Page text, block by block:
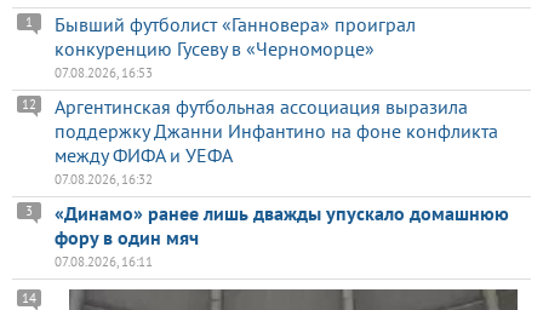
Бывший футболист «Ганновера» проиграл
конкуренцию Гусеву в «Черноморце»
1
07.08.2026, 16:53
Аргентинская футбольная ассоциация выразила
поддержку Джанни Инфантино на фоне конфликта
между ФИФА и УЕФА
12
07.08.2026, 16:32
«Динамо» ранее лишь дважды упускало домашнюю
фору в один мяч
3
07.08.2026, 16:11
14